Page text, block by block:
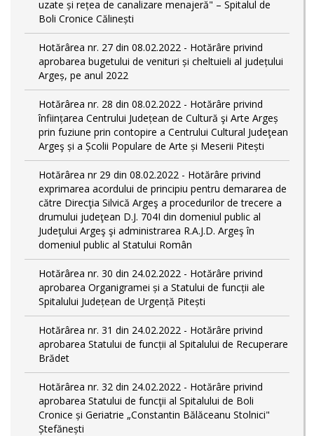
uzate și rețea de canalizare menajeră" – Spitalul de
Boli Cronice Călinești
Hotărârea nr. 27 din 08.02.2022 - Hotărâre privind
aprobarea bugetului de venituri și cheltuieli al județului
Argeș, pe anul 2022
Hotărârea nr. 28 din 08.02.2022 - Hotărâre privind
înființarea Centrului Județean de Cultură şi Arte Argeș
prin fuziune prin contopire a Centrului Cultural Judeţean
Argeş și a Școlii Populare de Arte și Meserii Pitești
Hotărârea nr 29 din 08.02.2022 - Hotărâre privind
exprimarea acordului de principiu pentru demararea de
către Direcţia Silvică Argeş a procedurilor de trecere a
drumului judeţean D.J. 704I din domeniul public al
Judeţului Argeş şi administrarea R.A.J.D. Argeş în
domeniul public al Statului Român
Hotărârea nr. 30 din 24.02.2022 - Hotărâre privind
aprobarea Organigramei și a Statului de funcții ale
Spitalului Județean de Urgență Pitești
Hotărârea nr. 31 din 24.02.2022 - Hotărâre privind
aprobarea Statului de funcții al Spitalului de Recuperare
Brădet
Hotărârea nr. 32 din 24.02.2022 - Hotărâre privind
aprobarea Statului de funcţii al Spitalului de Boli
Cronice și Geriatrie „Constantin Bălăceanu Stolnici"
Ștefănești